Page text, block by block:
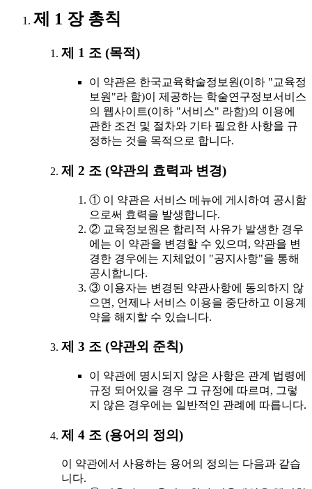
제 1 장 총칙
제 1 조 (목적)
이 약관은 한국교육학술정보원(이하 "교육정
보원"라 함)이 제공하는 학술연구정보서비스
의 웹사이트(이하 "서비스" 라함)의 이용에
관한 조건 및 절차와 기타 필요한 사항을 규
정하는 것을 목적으로 합니다.
제 2 조 (약관의 효력과 변경)
① 이 약관은 서비스 메뉴에 게시하여 공시함
으로써 효력을 발생합니다.
② 교육정보원은 합리적 사유가 발생한 경우
에는 이 약관을 변경할 수 있으며, 약관을 변
경한 경우에는 지체없이 "공지사항"을 통해
공시합니다.
③ 이용자는 변경된 약관사항에 동의하지 않
으면, 언제나 서비스 이용을 중단하고 이용계
약을 해지할 수 있습니다.
제 3 조 (약관외 준칙)
이 약관에 명시되지 않은 사항은 관계 법령에
규정 되어있을 경우 그 규정에 따르며, 그렇
지 않은 경우에는 일반적인 관례에 따릅니다.
제 4 조 (용어의 정의)
이 약관에서 사용하는 용어의 정의는 다음과 같습
니다.